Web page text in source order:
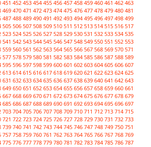
451 452 453 454 455 456 457 458 459 460 461 462 463
469 470 471 472 473 474 475 476 477 478 479 480 481
487 488 489 490 491 492 493 494 495 496 497 498 499
505 506 507 508 509 510 511 512 513 514 515 516 517
523 524 525 526 527 528 529 530 531 532 533 534 535
541 542 543 544 545 546 547 548 549 550 551 552 553
559 560 561 562 563 564 565 566 567 568 569 570 571
577 578 579 580 581 582 583 584 585 586 587 588 589
595 596 597 598 599 600 601 602 603 604 605 606 607
613 614 615 616 617 618 619 620 621 622 623 624 625
631 632 633 634 635 636 637 638 639 640 641 642 643
649 650 651 652 653 654 655 656 657 658 659 660 661
667 668 669 670 671 672 673 674 675 676 677 678 679
685 686 687 688 689 690 691 692 693 694 695 696 697
703 704 705 706 707 708 709 710 711 712 713 714 715
721 722 723 724 725 726 727 728 729 730 731 732 733
739 740 741 742 743 744 745 746 747 748 749 750 751
757 758 759 760 761 762 763 764 765 766 767 768 769
775 776 777 778 779 780 781 782 783 784 785 786 787